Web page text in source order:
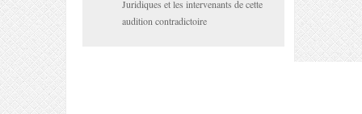
Juridiques et les intervenants de cette
audition contradictoire